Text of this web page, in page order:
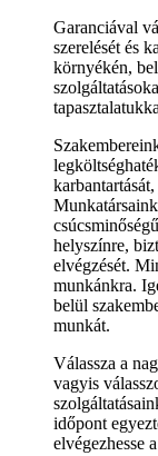
Garanciával
szerelését és
környékén,
helyszínre,
elvégzését.
munkánkra.
belül
munkát.
Válassza a
vagyis
időpont
elvégezhesse